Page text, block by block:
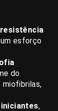
resistência
esforço
do
miofibrilas,
iniciantes,